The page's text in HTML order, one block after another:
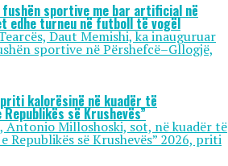
fushën sportive me bar artificial në
edhe turneu në futboll të vogël
Daut Memishi, ka inauguruar
sportive në Përshefcë–Gllogjë,
kalorësinë në kuadër të
së Krushevës”
Milloshoski, sot, në kuadër të
Republikës së Krushevës” 2026, priti